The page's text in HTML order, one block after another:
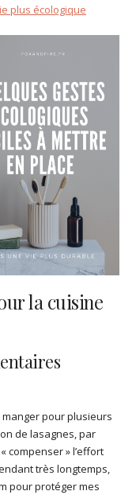
plus écologique
la cuisine
pour plusieurs
de lasagnes, par
compenser » l’effort
très longtemps,
pour protéger mes